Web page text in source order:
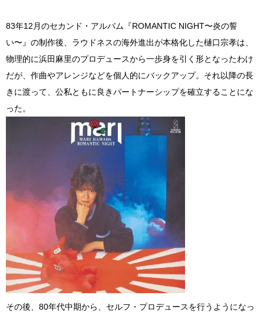
83年12月のセカンド・アルバム『ROMANTIC NIGHT〜炎の誓
い〜』の制作後、ラウドネスの海外進出が本格化した樋口宗孝は、
物理的に浜田麻里のプロデュースから一歩身を引く形となったわけ
だが、作曲やアレンジなどを個人的にバックアップ。それ以降の長
きに渡って、公私ともに良きパートナーシップを確立することにな
った。
その後、80年代中期から、セルフ・プロデュースを行うようになっ